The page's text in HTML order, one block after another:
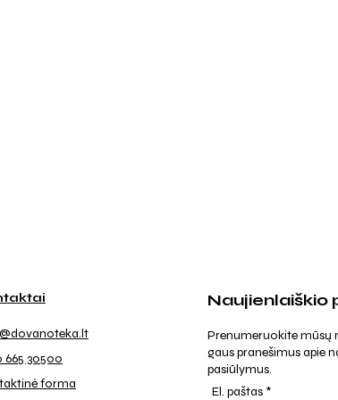
665 30500
forma
Naujienlaiškio
Prenumeruokite mūsų
gaus pranešimus apie
pasiūlymus.
El. paštas